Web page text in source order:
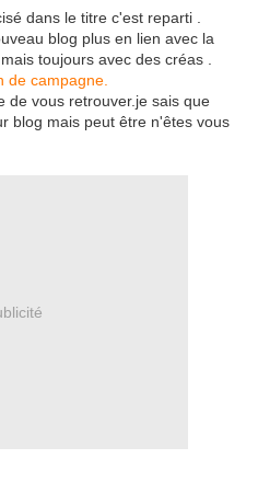
dans le titre c'est reparti .
blog plus en lien avec la
toujours avec des créas .
de campagne.
de vous retrouver.je sais que
blog mais peut être n'êtes vous